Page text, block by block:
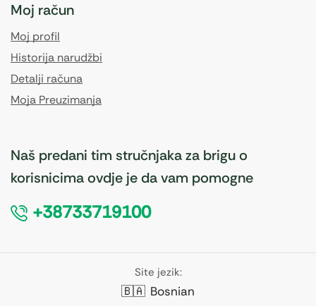
Moj račun
Moj profil
Historija narudžbi
Detalji računa
Moja Preuzimanja
Naš predani tim stručnjaka za brigu o
korisnicima ovdje je da vam pomogne
+38733719100
Site jezik:
🇧🇦 Bosnian